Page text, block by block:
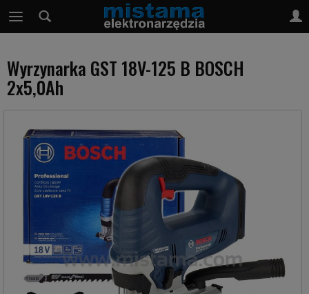
Wyrzynarka GST 18V-125 B BOSCH
2x5,0Ah